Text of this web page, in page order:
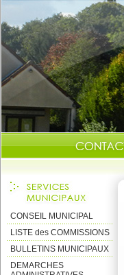
CONSEIL MUNICIPAL
LISTE des COMMISSIONS
BULLETINS MUNICIPAUX
DEMARCHES